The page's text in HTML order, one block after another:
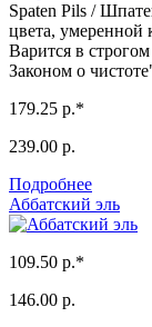
Spaten Pils /
цвета, умеренной
Варится в
Законом о
179.25 р.*
239.00 р.
Подробнее
Аббатский эль
109.50 р.*
146.00 р.